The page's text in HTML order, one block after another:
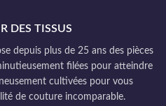
DES TISSUS
depuis plus de 25 ans des pièces
filées pour atteindre
cultivées pour vous
de couture incomparable.